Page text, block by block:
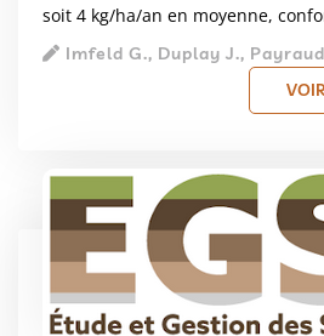
soit 4 kg/ha/an en moyenne,
Imfeld G., Duplay J.,